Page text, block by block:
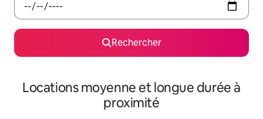
Rechercher
Locations moyenne et longue durée à
proximité